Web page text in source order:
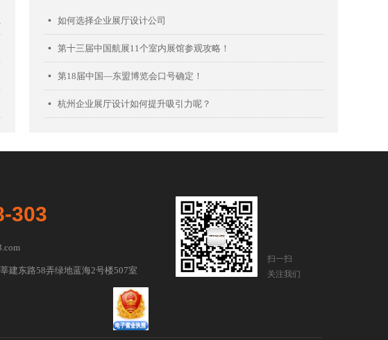
成开幕 넷 如何选择企业展厅设计公司
넷 第十三届中国航展11个室内展馆参观攻略！
넷 第18届中国—东盟博览会口号确定！
넷 杭州企业展厅设计如何提升吸引力呢？
303
建东路58弄绿地蓝海2号楼507室
扫一扫
关注我们